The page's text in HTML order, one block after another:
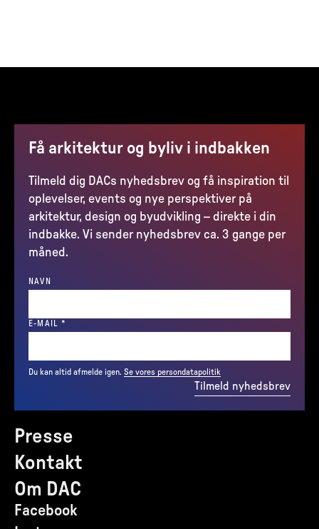
Presse
Kontakt
Om DAC
Facebook
Få arkitektur og byliv i indbakken
Tilmeld dig DACs nyhedsbrev og få inspiration til
oplevelser, events og nye perspektiver på
arkitektur, design og byudvikling – direkte i din
indbakke. Vi sender nyhedsbrev ca. 3 gange per
måned.
NAVN
E-MAIL *
Du kan altid afmelde igen. Se vores persondatapolitik
Tilmeld nyhedsbrev